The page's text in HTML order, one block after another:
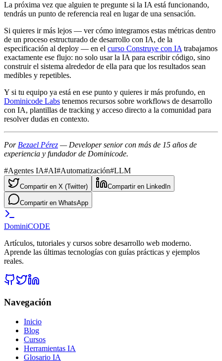
La próxima vez que alguien te pregunte si la IA está funcionando,
tendrás un punto de referencia real en lugar de una sensación.
Si quieres ir más lejos — ver cómo integramos estas métricas dentro
de un proceso estructurado de desarrollo con IA, de la
especificación al deploy — en el curso Construye con IA trabajamos
exactamente ese flujo: no solo usar la IA para escribir código, sino
construir el sistema alrededor de ella para que los resultados sean
medibles y repetibles.
Y si tu equipo ya está en ese punto y quieres ir más profundo, en
Dominicode Labs tenemos recursos sobre workflows de desarrollo
con IA, plantillas de tracking y acceso directo a la comunidad para
resolver dudas en contexto.
Por Bezael Pérez — Developer senior con más de 15 años de
experiencia y fundador de Dominicode.
#Agentes IA#AI#Automatización#LLM
Compartir en X (Twitter) Compartir en LinkedIn
Compartir en WhatsApp
DominiCODE
Artículos, tutoriales y cursos sobre desarrollo web moderno.
Aprende las últimas tecnologías con guías prácticas y ejemplos
reales.
Navegación
Inicio
Blog
Cursos
Herramientas IA
Glosario IA